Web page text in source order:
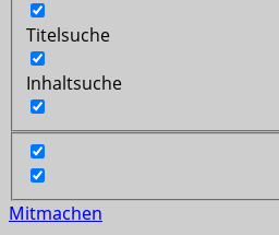
Titelsuche
Inhaltsuche
Mitmachen